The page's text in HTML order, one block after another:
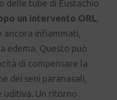
delle tube di Eustachio
un intervento ORL,
ancora infiammati,
edema. Questo può
di compensare la
dei seni paranasali,
uditiva. Un ritorno